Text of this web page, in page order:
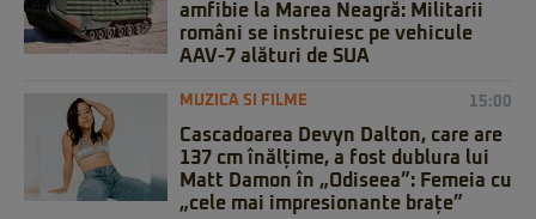
amfibie la Marea Neagră: Militarii
români se instruiesc pe vehicule
AAV-7 alături de SUA
MUZICA SI FILME 15:00
Cascadoarea Devyn Dalton, care are
137 cm înălțime, a fost dublura lui
Matt Damon în „Odiseea”: Femeia cu
„cele mai impresionante brațe”